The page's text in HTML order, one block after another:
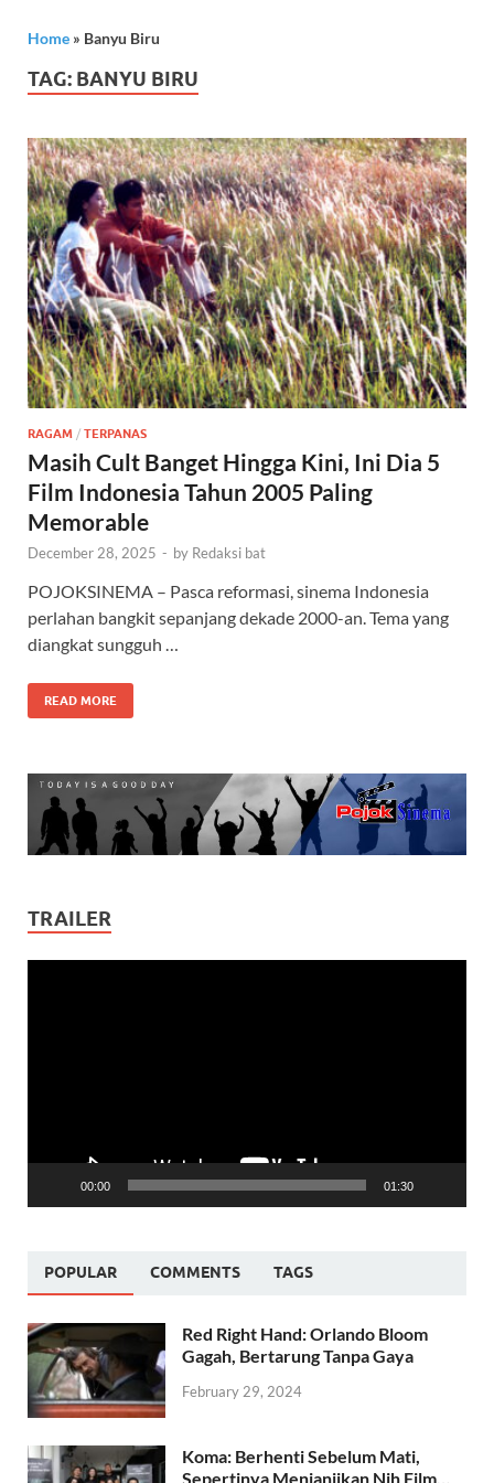
Home » Banyu Biru
TAG: BANYU BIRU
RAGAM / TERPANAS
Masih Cult Banget Hingga Kini, Ini Dia 5
Film Indonesia Tahun 2005 Paling
Memorable
December 28, 2025 - by Redaksi bat
POJOKSINEMA – Pasca reformasi, sinema Indonesia
perlahan bangkit sepanjang dekade 2000-an. Tema yang
diangkat sungguh …
READ MORE
TRAILER
00:00 01:30
POPULAR COMMENTS TAGS
Red Right Hand: Orlando Bloom
Gagah, Bertarung Tanpa Gaya
February 29, 2024
Koma: Berhenti Sebelum Mati,
Sepertinya Menjanjikan Nih Film…